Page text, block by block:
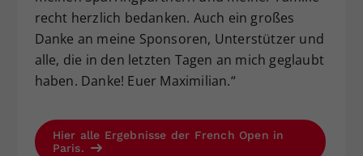
recht herzlich bedanken. Auch ein großes
Danke an meine Sponsoren, Unterstützer und
alle, die in den letzten Tagen an mich geglaubt
haben. Danke! Euer Maximilian.“
Hier alle Ergebnisse der French Open in
Paris.